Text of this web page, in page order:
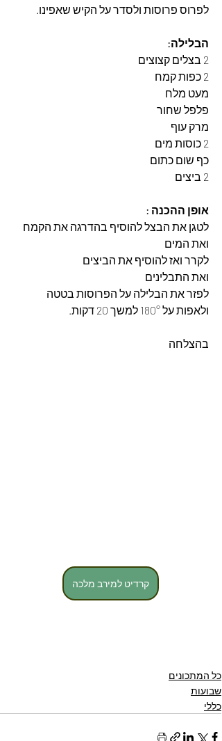
לפרוס פרוסות ולסדר על הקיש שאפינו.
הבלילה:
2 בצלים קצוצים
2 כפות קמח
מעט מלח
פלפל שחור
מרק עוף
2 כוסות מים
כף שום כתום
2 ביצים
אופן ההכנה :
לטגן את הבצל להוסיף בהדרגה את הקמח
ואת המים
לקרר ואז להוסיף את הביצים
ואת התבלינים
לפזר את הבלילה על הפרוסות בטטה
ולאפות על 180° למשך 20 דקות.
בהצלחה
קרדיט למירב מלכה
כל המתכונים
שבועות
כללי